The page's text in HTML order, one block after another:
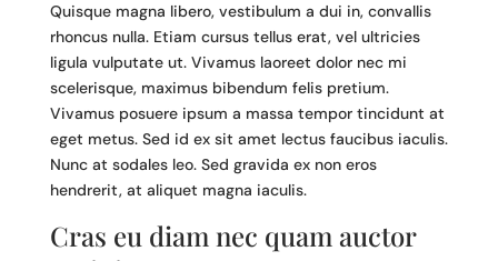
Quisque magna libero, vestibulum a dui in, convallis
rhoncus nulla. Etiam cursus tellus erat, vel ultricies
ligula vulputate ut. Vivamus laoreet dolor nec mi
scelerisque, maximus bibendum felis pretium.
Vivamus posuere ipsum a massa tempor tincidunt at
eget metus. Sed id ex sit amet lectus faucibus iaculis.
Nunc at sodales leo. Sed gravida ex non eros
hendrerit, at aliquet magna iaculis.
Cras eu diam nec quam auctor